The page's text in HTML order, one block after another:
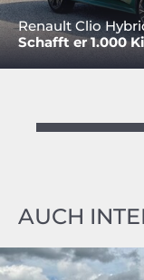
Renault Clio
Schafft er 1.000
AUCH